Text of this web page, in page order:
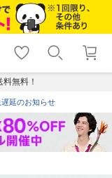
shopping_cart lock_outline
ログイン
無料！
延のお知らせ